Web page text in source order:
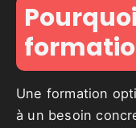
Une formation
à un besoin